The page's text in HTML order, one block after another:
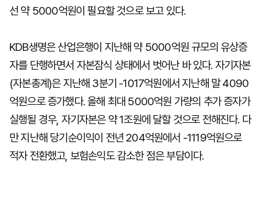
선 약 5000억원이 필요할 것으로 보고 있다.
KDB생명은 산업은행이 지난해 약 5000억원 규모의 유상증
자를 단행하면서 자본잠식 상태에서 벗어난 바 있다. 자기자본
(자본총계)은 지난해 3분기 -1017억원에서 지난해 말 4090
억원으로 증가했다. 올해 최대 5000억원 가량의 추가 증자가
실행될 경우, 자기자본은 약 1조원에 달할 것으로 전해진다. 다
만 지난해 당기순이익이 전년 204억원에서 -1119억원으로
적자 전환했고, 보험손익도 감소한 점은 부담이다.